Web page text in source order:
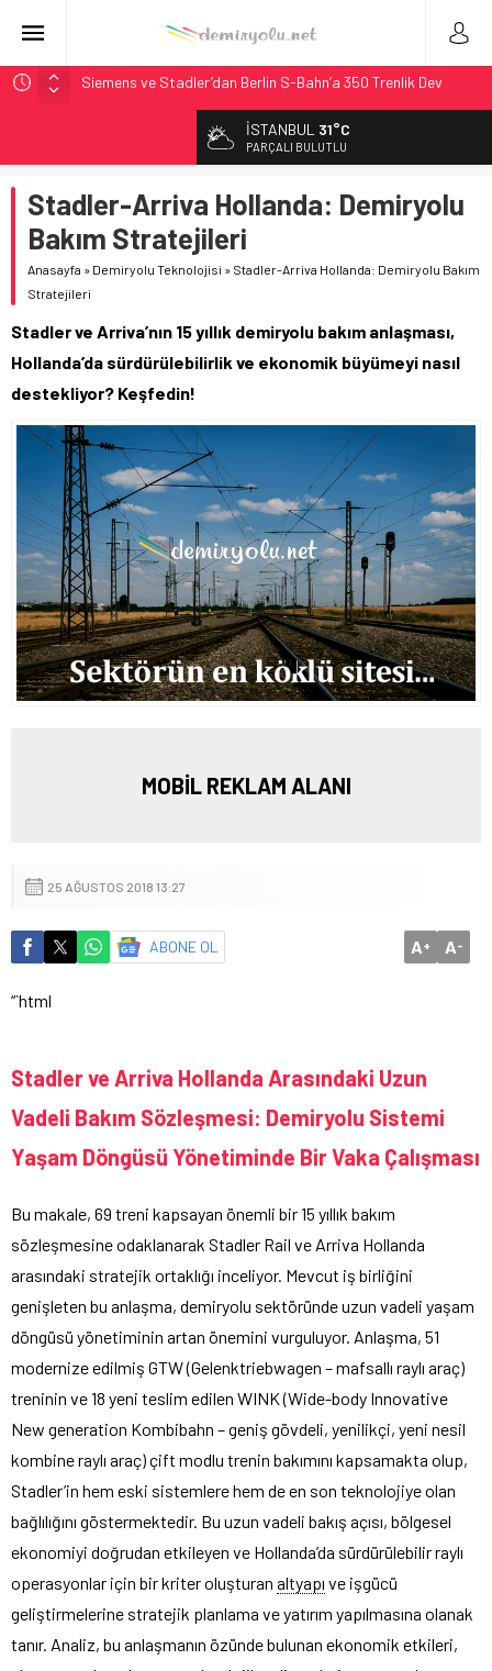
Siemens ve Stadler’dan Berlin S-Bahn’a 350 Trenlik Dev
Japonya Maglev Onayı: Bütçe 11 Trilyon Yen, Hedef 2036
Toronto Metrosu’nda Kapasite %40 Artıyor: Hitachi Rail
İmzaladı
Metrolinx’in 604 Milyon CAD’lik Toronto Uzatmasında Kazı
Başladı
Alstom ve Siemens’ten São Paulo’da Çifte Sinyal Hamlesi
İSTANBUL 31°C
PARÇALI BULUTLU
Stadler-Arriva Hollanda: Demiryolu
Bakım Stratejileri
Anasayfa » Demiryolu Teknolojisi » Stadler-Arriva Hollanda: Demiryolu Bakım
Stratejileri
Stadler ve Arriva’nın 15 yıllık demiryolu bakım anlaşması,
Hollanda’da sürdürülebilirlik ve ekonomik büyümeyi nasıl
destekliyor? Keşfedin!
MOBİL REKLAM ALANI
25 AĞUSTOS 2018 13:27
ABONE OL A+ A-
“`html
Stadler ve Arriva Hollanda Arasındaki Uzun
Vadeli Bakım Sözleşmesi: Demiryolu Sistemi
Yaşam Döngüsü Yönetiminde Bir Vaka Çalışması
Bu makale, 69 treni kapsayan önemli bir 15 yıllık bakım
sözleşmesine odaklanarak Stadler Rail ve Arriva Hollanda
arasındaki stratejik ortaklığı inceliyor. Mevcut iş birliğini
genişleten bu anlaşma, demiryolu sektöründe uzun vadeli yaşam
döngüsü yönetiminin artan önemini vurguluyor. Anlaşma, 51
modernize edilmiş GTW (Gelenktriebwagen – mafsallı raylı araç)
treninin ve 18 yeni teslim edilen WINK (Wide-body Innovative
New generation Kombibahn – geniş gövdeli, yenilikçi, yeni nesil
kombine raylı araç) çift modlu trenin bakımını kapsamakta olup,
Stadler’in hem eski sistemlere hem de en son teknolojiye olan
bağlılığını göstermektedir. Bu uzun vadeli bakış açısı, bölgesel
ekonomiyi doğrudan etkileyen ve Hollanda’da sürdürülebilir raylı
operasyonlar için bir kriter oluşturan altyapı ve işgücü
geliştirmelerine stratejik planlama ve yatırım yapılmasına olanak
tanır. Analiz, bu anlaşmanın özünde bulunan ekonomik etkileri,